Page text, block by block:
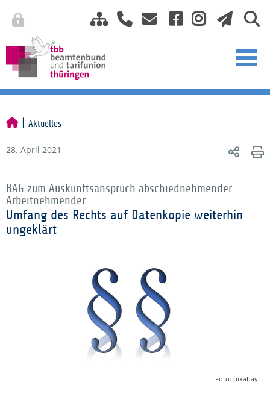
Aktuelles
28. April 2021
BAG zum Auskunftsanspruch abschiednehmender
Arbeitnehmender
Umfang des Rechts auf Datenkopie weiterhin
ungeklärt
Foto: pixabay